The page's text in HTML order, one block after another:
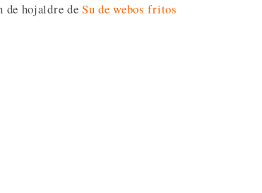
de hojaldre deSu de webos fritos